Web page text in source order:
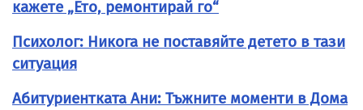
кажете „Ето, ремонтирай го“
Психолог: Никога не поставяйте детето в тази
ситуация
Абитуриентката Ани: Тъжните моменти в Дома